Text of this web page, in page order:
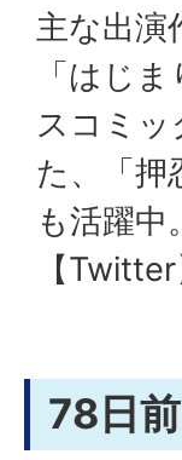
主な出演
「はじ
スコミッ
た、「押
も活躍中。
【
78日